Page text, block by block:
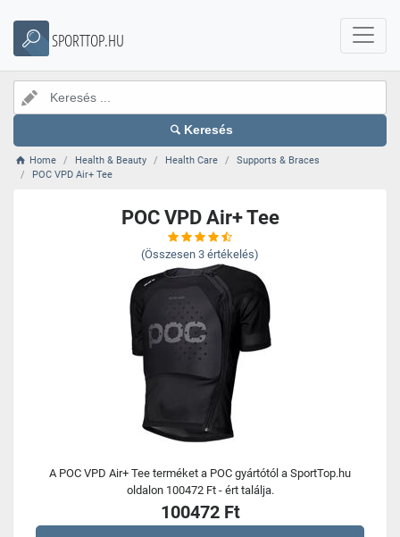
SPORTTOP.HU
Keresés
Home Health & Beauty Health Care
Supports & Braces
POC VPD Air+ Tee
POC VPD Air+ Tee
(Összesen 3 értékelés)
A POC VPD Air+ Tee terméket a POC gyártótól a SportTop.hu
oldalon 100472 Ft - ért találja.
100472 Ft